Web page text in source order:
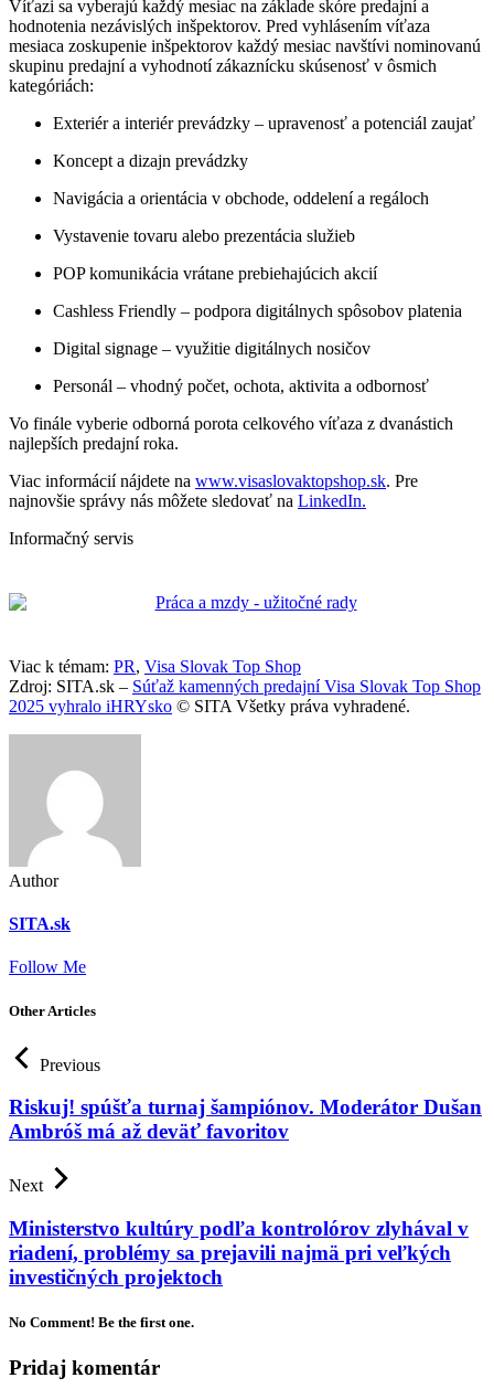
Víťazi sa vyberajú každý mesiac na základe skóre predajní a
hodnotenia nezávislých inšpektorov. Pred vyhlásením víťaza
mesiaca zoskupenie inšpektorov každý mesiac navštívi nominovanú
skupinu predajní a vyhodnotí zákaznícku skúsenosť v ôsmich
kategóriách:
Exteriér a interiér prevádzky – upravenosť a potenciál zaujať
Koncept a dizajn prevádzky
Navigácia a orientácia v obchode, oddelení a regáloch
Vystavenie tovaru alebo prezentácia služieb
POP komunikácia vrátane prebiehajúcich akcií
Cashless Friendly – podpora digitálnych spôsobov platenia
Digital signage – využitie digitálnych nosičov
Personál – vhodný počet, ochota, aktivita a odbornosť
Vo finále vyberie odborná porota celkového víťaza z dvanástich
najlepších predajní roka.
Viac informácií nájdete na www.visaslovaktopshop.sk. Pre
najnovšie správy nás môžete sledovať na LinkedIn.
Informačný servis
Viac k témam: PR, Visa Slovak Top Shop
Zdroj: SITA.sk – Súťaž kamenných predajní Visa Slovak Top Shop
2025 vyhralo iHRYsko © SITA Všetky práva vyhradené.
Author
SITA.sk
Follow Me
Other Articles
Previous
Riskuj! spúšťa turnaj šampiónov. Moderátor Dušan
Ambróš má až deväť favoritov
Next
Ministerstvo kultúry podľa kontrolórov zlyhával v
riadení, problémy sa prejavili najmä pri veľkých
investičných projektoch
No Comment! Be the first one.
Pridaj komentár